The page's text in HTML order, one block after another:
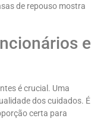
de repouso mostra
e
é crucial. Uma
dos cuidados. É
certa para